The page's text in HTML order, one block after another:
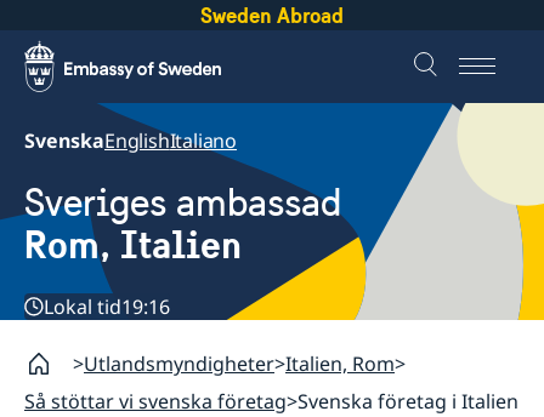
Sweden Abroad
SvenskaEnglishItaliano
Sveriges ambassad
Rom, Italien
Lokal tid19:16
Utlandsmyndigheter Italien, Rom
Så stöttar vi svenska företag Svenska företag i Italien